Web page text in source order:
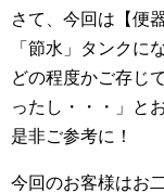
さて、今回は【便
「節水」タンクに
どの程度かご存じ
ったし・・・」と
是非ご参考に！
今回のお客様はお